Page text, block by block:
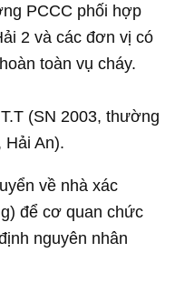
PCCC phối hợp
2 và các đơn vị có
toàn vụ cháy.
(SN 2003, thường
An).
về nhà xác
để cơ quan chức
nguyên nhân